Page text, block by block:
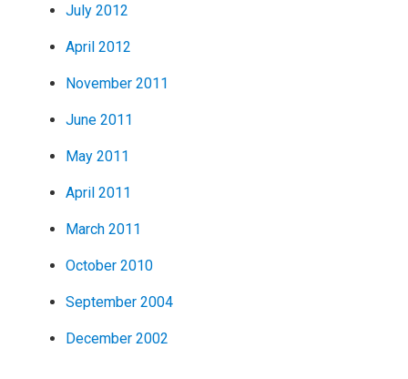
July 2012
April 2012
November 2011
June 2011
May 2011
April 2011
March 2011
October 2010
September 2004
December 2002